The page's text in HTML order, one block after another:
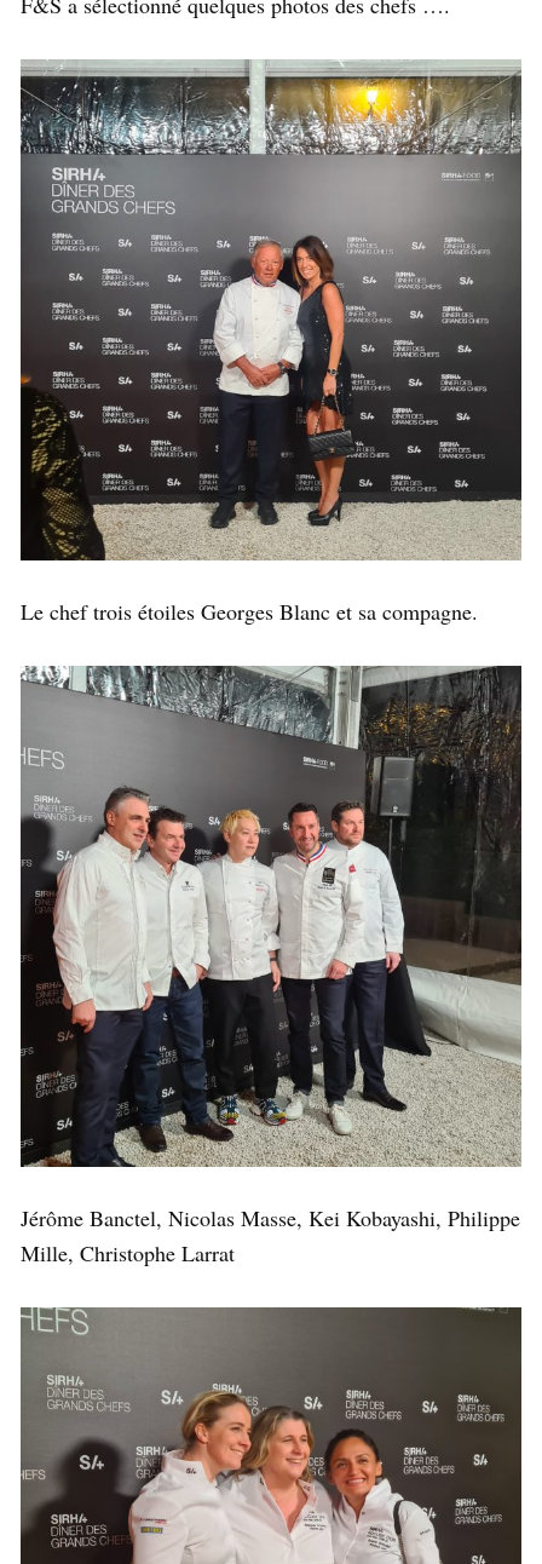
Le chef trois étoiles Georges Blanc et sa compagne.
Jérôme Banctel, Nicolas Masse, Kei Kobayashi, Philippe
Mille, Christophe Larrat